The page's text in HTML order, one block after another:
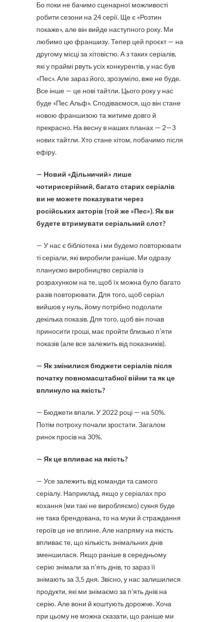
Бо поки не бачимо сценарної можливості
робити сезони на 24 серії. Ще є «Розтин
покаже», але він вийде наступного року. Ми
любимо цю франшизу. Тепер цей проєкт — на
другому місці за хітовістю. А з таких серіалів,
які у праймі рвуть усіх конкурентів, у нас був
«Пес». Але зараз його, зрозуміло, вже не буде.
Все інше — це нові тайтли. Цього року у нас
буде «Пес Альф». Сподіваємося, що він стане
новою франшизою та житиме довго й
прекрасно. На весну в наших планах — 2—3
нових тайтли. Хто стане хітом, побачимо після
ефіру.
— Новий «Дільничий» лише
чотирисерійний, багато старих серіалів
ви не можете показувати через
російських акторів (той же «Пес»). Як ви
будете втримувати серіальний слот?
— У нас є бібліотека і ми будемо повторювати
ті серіали, які виробили раніше. Ми одразу
плануємо виробництво серіалів із
розрахунком на те, щоб їх можна було багато
разів повторювати. Для того, щоб серіал
вийшов у нуль, йому потрібно подолати
декілька показів. Для того, щоб він почав
приносити гроші, має пройти близько п’яти
показів (але все залежить від показників).
— Як змінилися бюджети серіалів після
початку повномасштабної війни та як це
вплинуло на якість?
— Бюджети впали. У 2022 році — на 50%.
Потім потроху почали зростати. Загалом
ринок просів на 30%.
— Як це впливає на якість?
— Усе залежить від команди та самого
серіалу. Наприклад, якщо у серіалах про
кохання (ми такі не виробляємо) сукня буде
не така брендована, то на муки й страждання
героїв це не вплине. Але напряму на якість
впливає те, що кількість знімальних днів
зменшилася. Якщо раніше в середньому
серію знімали за п’ять днів, то зараз її
знімають за 3,5 дня. Звісно, у нас залишилися
продукти, які ми знімаємо за п’ять днів на
серію. Але вони й коштують дорожче. Хоча
при цьому не можна сказати, що раніше ми